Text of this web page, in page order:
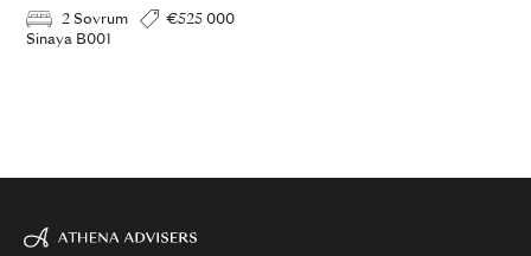
2 Sovrum
€525 000
Sinaya B001